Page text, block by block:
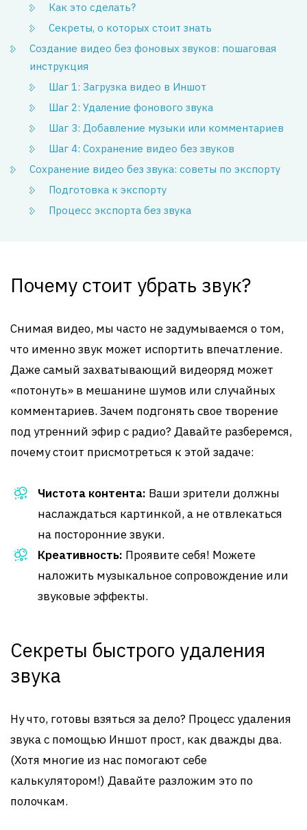
Как это сделать?
Секреты, о которых стоит знать
Создание видео без фоновых звуков: пошаговая
инструкция
Шаг 1: Загрузка видео в Иншот
Шаг 2: Удаление фонового звука
Шаг 3: Добавление музыки или комментариев
Шаг 4: Сохранение видео без звуков
Сохранение видео без звука: советы по экспорту
Подготовка к экспорту
Процесс экспорта без звука
Почему стоит убрать звук?
Снимая видео, мы часто не задумываемся о том,
что именно звук может испортить впечатление.
Даже самый захватывающий видеоряд может
«потонуть» в мешанине шумов или случайных
комментариев. Зачем подгонять свое творение
под утренний эфир с радио? Давайте разберемся,
почему стоит присмотреться к этой задаче:
Чистота контента: Ваши зрители должны
наслаждаться картинкой, а не отвлекаться
на посторонние звуки.
Креативность: Проявите себя! Можете
наложить музыкальное сопровождение или
звуковые эффекты.
Секреты быстрого удаления
звука
Ну что, готовы взяться за дело? Процесс удаления
звука с помощью Иншот прост, как дважды два.
(Хотя многие из нас помогают себе
калькулятором!) Давайте разложим это по
полочкам.